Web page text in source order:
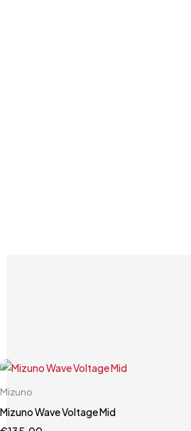
38
Mizuno
Mizuno Wave Voltage Mid